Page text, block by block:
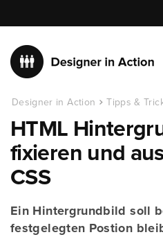
Designer in Action Tipps &
HTML
fixieren und
CSS
Ein Hintergrundbild soll
festgelegten Postion